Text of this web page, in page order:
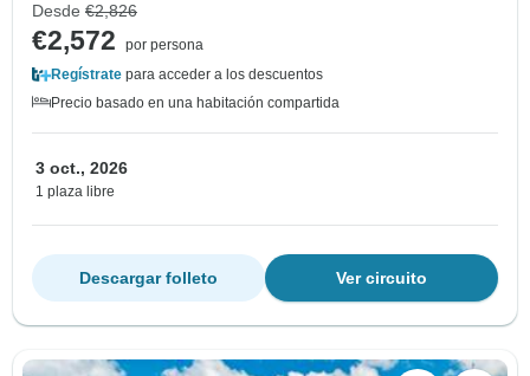
Desde €2,826
€2,572
por persona
Regístrate para acceder a los descuentos
Precio basado en una habitación compartida
3 oct., 2026
1 plaza libre
Ver circuito
Descargar folleto